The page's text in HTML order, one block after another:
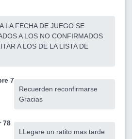
LA FECHA DE JUEGO SE
A LOS NO CONFIRMADOS
A LOS DE LA LISTA DE
7
Recuerden reconfirmarse
Gracias
78
LLegare un ratito mas tarde